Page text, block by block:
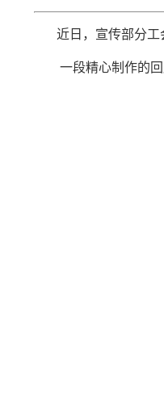
近日，宣传部分
一段精心制作的